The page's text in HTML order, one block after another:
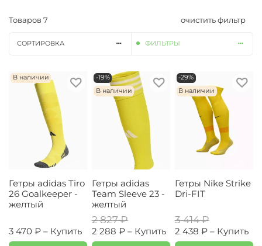
Товаров 7 очистить фильтр
СОРТИРОВКА ФИЛЬТРЫ
В наличии
Гетры adidas Tiro
26 Goalkeeper -
желтый
3 470 ₽ – Купить
-19%
В наличии
Гетры adidas
Team Sleeve 23 -
желтый
2 827 ₽
2 288 ₽ – Купить
-29%
В наличии
Гетры Nike Strike
Dri-FIT
3 414 ₽
2 438 ₽ – Купить